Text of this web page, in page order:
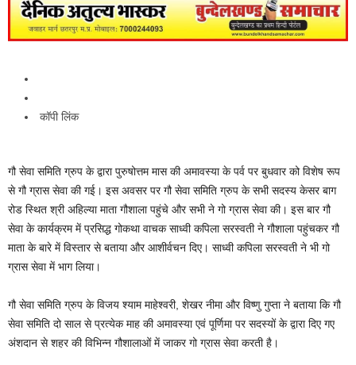
कॉपी लिंक
गौ सेवा समिति ग्रुप के द्वारा पुरुषोत्तम मास की अमावस्या के पर्व पर बुधवार को विशेष रूप
से गौ ग्रास सेवा की गई। इस अवसर पर गौ सेवा समिति ग्रुप के सभी सदस्य केसर बाग
रोड स्थित श्री अहिल्या माता गौशाला पहुंचे और सभी ने गो ग्रास सेवा की। इस बार गौ
सेवा के कार्यक्रम में प्रसिद्ध गोकथा वाचक साध्वी कपिला सरस्वती ने गौशाला पहुंचकर गौ
माता के बारे में विस्तार से बताया और आशीर्वचन दिए। साध्वी कपिला सरस्वती ने भी गो
ग्रास सेवा में भाग लिया।
गौ सेवा समिति ग्रुप के विजय श्याम माहेश्वरी, शेखर नीमा और विष्णु गुप्ता ने बताया कि गौ
सेवा समिति दो साल से प्रत्येक माह की अमावस्या एवं पूर्णिमा पर सदस्यों के द्वारा दिए गए
अंशदान से शहर की विभिन्न गौशालाओं में जाकर गो ग्रास सेवा करती है।